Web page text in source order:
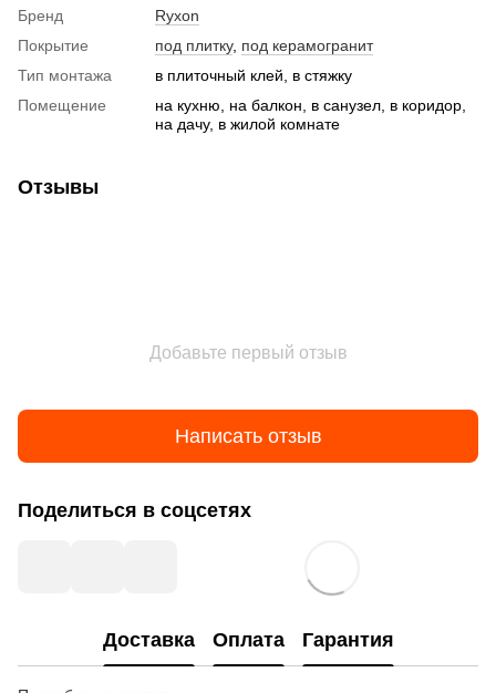
Бренд
Ryxon
Покрытие
под плитку, под керамогранит
Тип монтажа
в плиточный клей, в стяжку
Помещение
на кухню, на балкон, в санузел, в коридор,
на дачу, в жилой комнате
Отзывы
Добавьте первый отзыв
Написать отзыв
Поделиться в соцсетях
Доставка Оплата Гарантия